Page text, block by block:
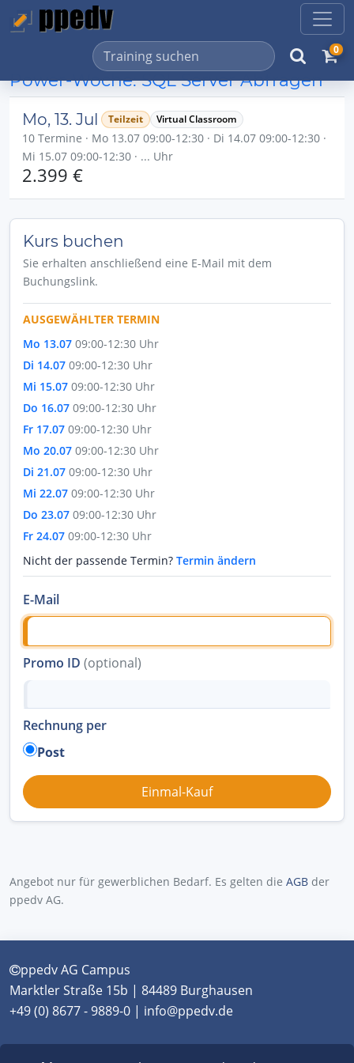
0
Power-Woche: SQL Server Abfragen
Mo, 13. Jul Teilzeit Virtual Classroom
10 Termine · Mo 13.07 09:00-12:30 · Di 14.07 09:00-12:30 ·
Mi 15.07 09:00-12:30 · ... Uhr
2.399 €
Kurs buchen
Sie erhalten anschließend eine E-Mail mit dem
Buchungslink.
AUSGEWÄHLTER TERMIN
Mo 13.07 09:00-12:30 Uhr
Di 14.07 09:00-12:30 Uhr
Mi 15.07 09:00-12:30 Uhr
Do 16.07 09:00-12:30 Uhr
Fr 17.07 09:00-12:30 Uhr
Mo 20.07 09:00-12:30 Uhr
Di 21.07 09:00-12:30 Uhr
Mi 22.07 09:00-12:30 Uhr
Do 23.07 09:00-12:30 Uhr
Fr 24.07 09:00-12:30 Uhr
Nicht der passende Termin? Termin ändern
E-Mail
Promo ID (optional)
Rechnung per
Post
Angebot nur für gewerblichen Bedarf. Es gelten die AGB der
ppedv AG.
ppedv AG Campus
Marktler Straße 15b | 84489 Burghausen
+49 (0) 8677 - 9889-0 | info@ppedv.de